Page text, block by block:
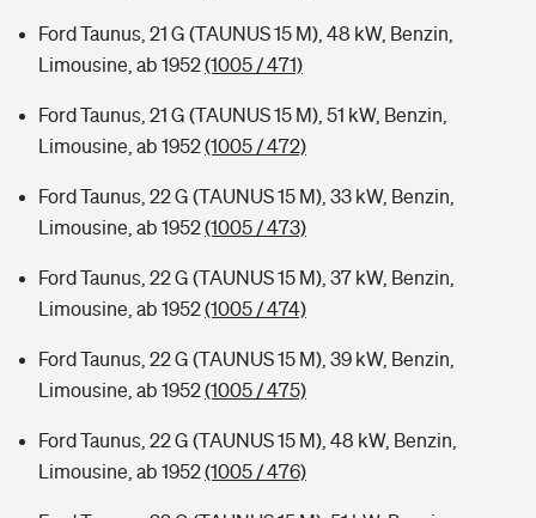
Ford Taunus, 21 G (TAUNUS 15 M), 48 kW, Benzin,
Limousine, ab 1952(1005 / 471)
Ford Taunus, 21 G (TAUNUS 15 M), 51 kW, Benzin,
Limousine, ab 1952(1005 / 472)
Ford Taunus, 22 G (TAUNUS 15 M), 33 kW, Benzin,
Limousine, ab 1952(1005 / 473)
Ford Taunus, 22 G (TAUNUS 15 M), 37 kW, Benzin,
Limousine, ab 1952(1005 / 474)
Ford Taunus, 22 G (TAUNUS 15 M), 39 kW, Benzin,
Limousine, ab 1952(1005 / 475)
Ford Taunus, 22 G (TAUNUS 15 M), 48 kW, Benzin,
Limousine, ab 1952(1005 / 476)